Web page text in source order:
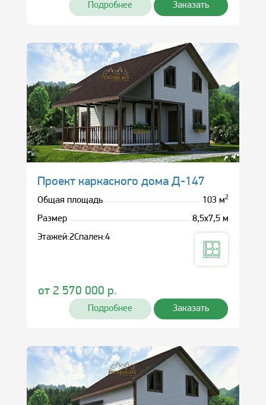
Подробнее Заказать
Проект каркасного дома Д-147
Общая площадь 103 м2
Размер
8,5х7,5 м
Этажей:2Спален:4
от 2 570 000 р.
Подробнее Заказать